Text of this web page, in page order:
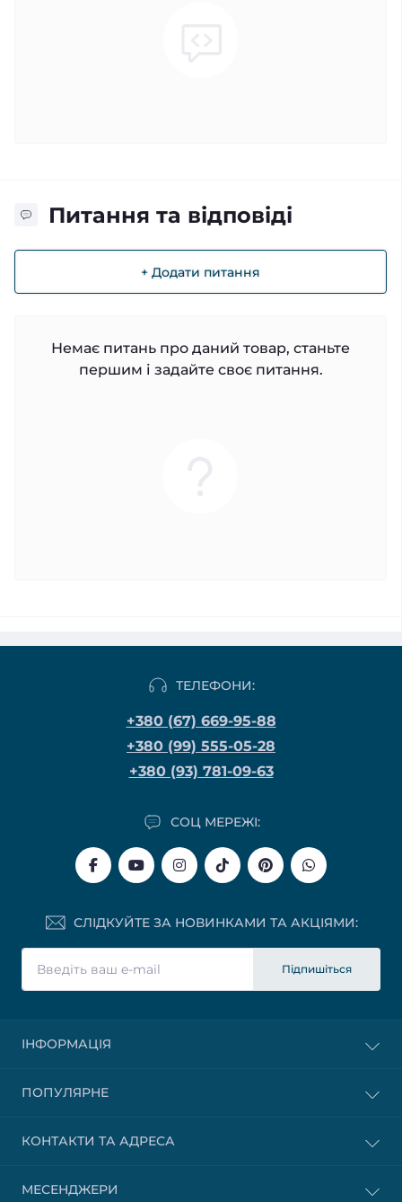
Питання та відповіді
+ Додати питання
Немає питань про даний товар, станьте
першим і задайте своє питання.
ТЕЛЕФОНИ:
+380 (67) 669-95-88
+380 (99) 555-05-28
+380 (93) 781-09-63
СОЦ МЕРЕЖІ:
СЛІДКУЙТЕ ЗА НОВИНКАМИ ТА АКЦІЯМИ:
Підпишіться
ІНФОРМАЦІЯ
ПОПУЛЯРНЕ
КОНТАКТИ ТА АДРЕСА
МЕСЕНДЖЕРИ